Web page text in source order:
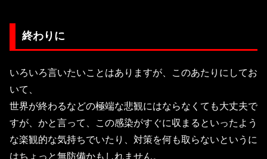
終わりに
いろいろ言いたいことはありますが、このあたりにしてお
いて、
世界が終わるなどの極端な悲観にはならなくても大丈夫で
すが、かと言って、この感染がすぐに収まるといったよう
な楽観的な気持ちでいたり、対策を何も取らないというに
はちょっと無防備かもしれません。